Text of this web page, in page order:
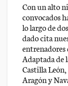
Con un alto
convocados
lo largo de
dado cita
entrenadores
Adaptada de
Castilla
Aragón y